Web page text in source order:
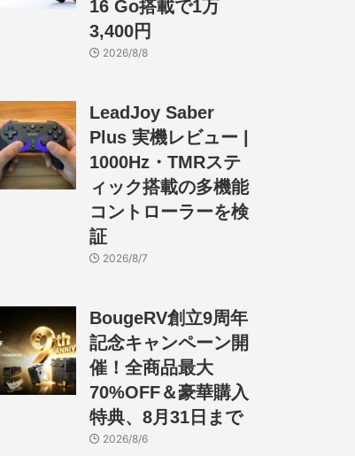
16 Go搭載で1万
3,400円
2026/8/8
LeadJoy Saber
Plus 実機レビュー |
1000Hz・TMRステ
ィック搭載の多機能
コントローラーを検
証
2026/8/7
BougeRV創立9周年
記念キャンペーン開
催！全商品最大
70%OFF＆豪華購入
特典、8月31日まで
2026/8/6